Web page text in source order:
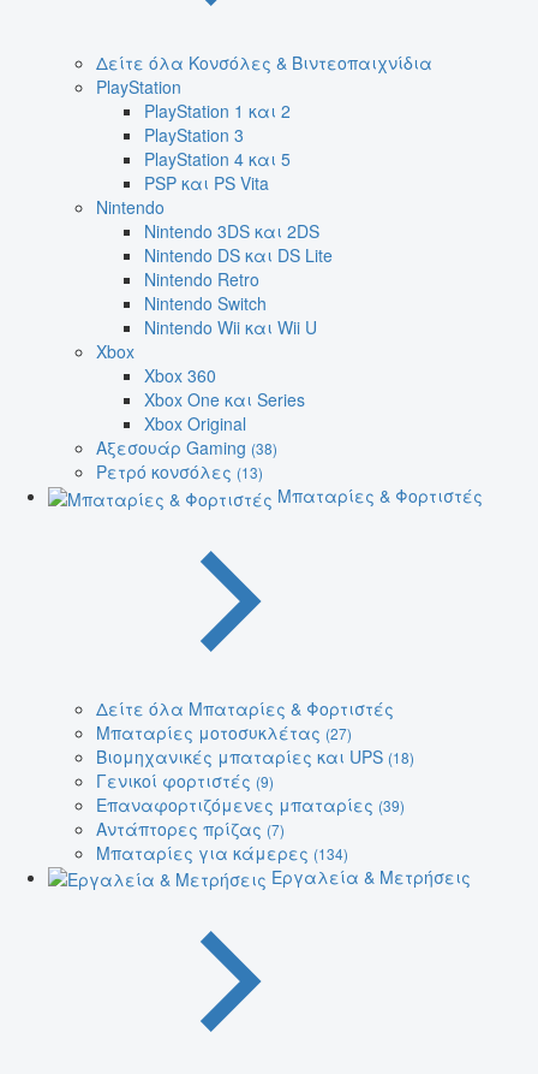
Δείτε όλα Κονσόλες & Βιντεοπαιχνίδια
PlayStation
PlayStation 1 και 2
PlayStation 3
PlayStation 4 και 5
PSP και PS Vita
Nintendo
Nintendo 3DS και 2DS
Nintendo DS και DS Lite
Nintendo Retro
Nintendo Switch
Nintendo Wii και Wii U
Xbox
Xbox 360
Xbox One και Series
Xbox Original
Αξεσουάρ Gaming (38)
Ρετρό κονσόλες (13)
Μπαταρίες & Φορτιστές
Δείτε όλα Μπαταρίες & Φορτιστές
Μπαταρίες μοτοσυκλέτας (27)
Βιομηχανικές μπαταρίες και UPS (18)
Γενικοί φορτιστές (9)
Επαναφορτιζόμενες μπαταρίες (39)
Αντάπτορες πρίζας (7)
Μπαταρίες για κάμερες (134)
Εργαλεία & Μετρήσεις